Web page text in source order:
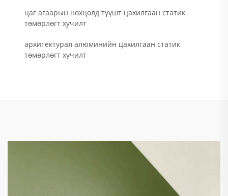
цаг агаарын нөхцөлд түүшт цахилгаан статик
төмөрлөгт хучилт
архитектурал алюминийн цахилгаан статик
төмөрлөгт хучилт